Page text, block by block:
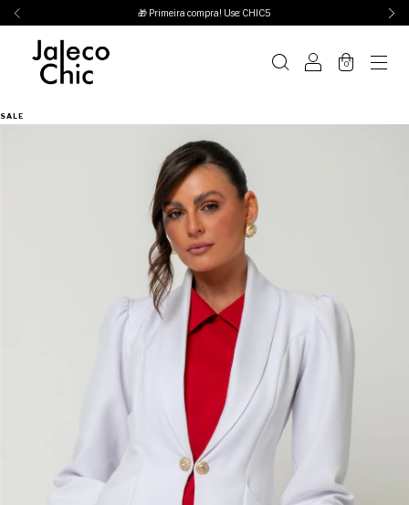
🎁 Primeira compra! Use: CHIC5
0